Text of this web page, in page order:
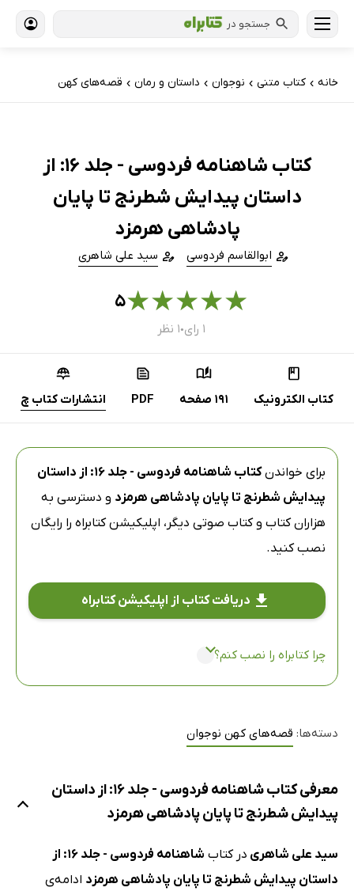
جستجو در
خانه › کتاب‌ متنی › نوجوان › داستان و رمان › قصه‌های کهن
کتاب شاهنامه فردوسی - جلد 16: از
داستان پیدایش شطرنج تا پایان
پادشاهی هرمزد
ابوالقاسم فردوسی سید علی شاهری
★
★
★
★
★۵
۱ رای ● ۱ نظر
کتاب الکترونیک 191 صفحه PDF انتشارات کتاب چ
برای خواندن
کتاب شاهنامه فردوسی - جلد 16: از داستان
پیدایش شطرنج تا پایان پادشاهی هرمزد و دسترسی به
هزاران کتاب و کتاب صوتی دیگر، اپلیکیشن کتابراه را رایگان
نصب کنید.
دریافت کتاب از اپلیکیشن کتابراه
چرا کتابراه را نصب کنم؟
دسته‌ها: قصه‌های کهن نوجوان
معرفی کتاب شاهنامه فردوسی - جلد 16: از داستان
پیدایش شطرنج تا پایان پادشاهی هرمزد
سید علی شاهری در کتاب
شاهنامه فردوسی - جلد 16: از
داستان پیدایش شطرنج تا پایان پادشاهی هرمزد ادامه‌ی